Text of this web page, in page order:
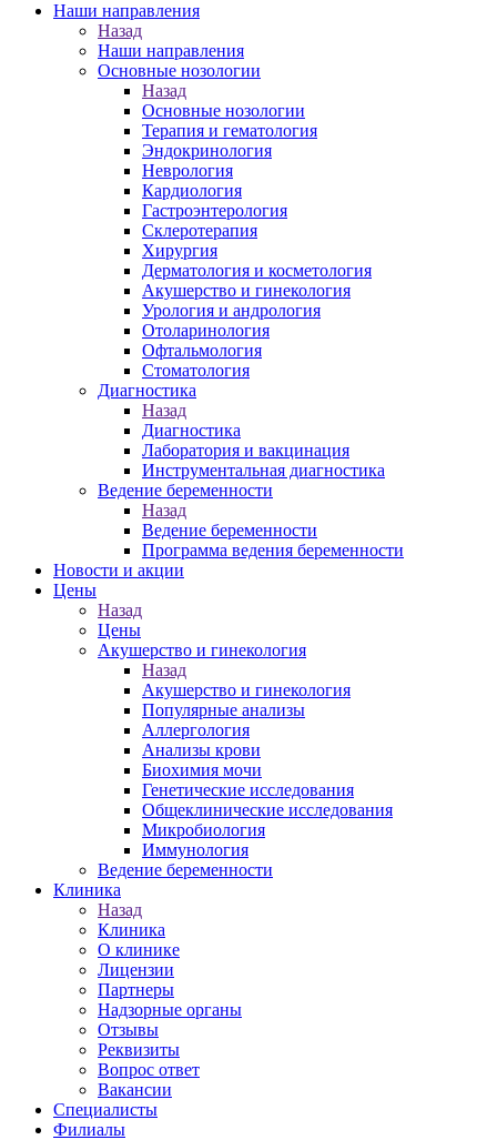
Наши направления
Назад
Наши направления
Основные нозологии
Назад
Основные нозологии
Терапия и гематология
Эндокринология
Неврология
Кардиология
Гастроэнтерология
Склеротерапия
Хирургия
Дерматология и косметология
Акушерство и гинекология
Урология и андрология
Отоларинология
Офтальмология
Стоматология
Диагностика
Назад
Диагностика
Лаборатория и вакцинация
Инструментальная диагностика
Ведение беременности
Назад
Ведение беременности
Программа ведения беременности
Новости и акции
Цены
Назад
Цены
Акушерство и гинекология
Назад
Акушерство и гинекология
Популярные анализы
Аллергология
Анализы крови
Биохимия мочи
Генетические исследования
Общеклинические исследования
Микробиология
Иммунология
Ведение беременности
Клиника
Назад
Клиника
О клинике
Лицензии
Партнеры
Надзорные органы
Отзывы
Реквизиты
Вопрос ответ
Вакансии
Специалисты
Филиалы